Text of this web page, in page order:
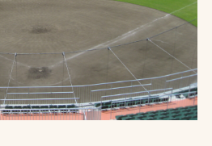
操作にお困りの方へ